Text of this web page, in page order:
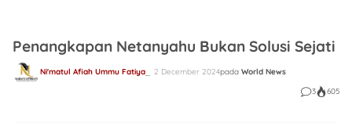
Penangkapan Netanyahu Bukan Solusi Sejati
Ni'matul Afiah Ummu Fatiya 2 December 2024pada World News
3
605